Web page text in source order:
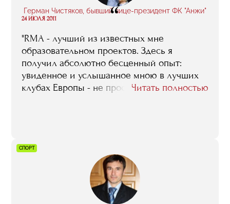
Герман Чистяков, бывший вице-президент ФК "Анжи"
“
24 ИЮЛЯ 2011
"RMA - лучший из известных мне
образовательном проектов. Здесь я
получил абсолютно бесценный опыт:
увиденное и услышанное мною в лучших
клубах Европы - не просто набор шаблонов,
Читать полностью
СПОРТ